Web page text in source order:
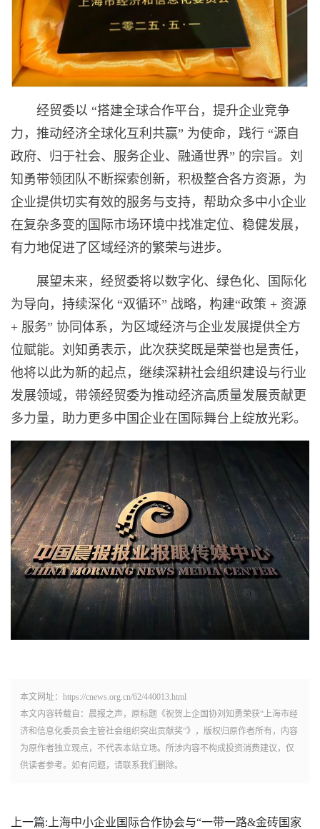
经贸委以 “搭建全球合作平台，提升企业竞争
力，推动经济全球化互利共赢” 为使命，践行 “源自
政府、归于社会、服务企业、融通世界” 的宗旨。刘
知勇带领团队不断探索创新，积极整合各方资源，为
企业提供切实有效的服务与支持，帮助众多中小企业
在复杂多变的国际市场环境中找准定位、稳健发展，
有力地促进了区域经济的繁荣与进步。
展望未来，经贸委将以数字化、绿色化、国际化
为导向，持续深化 “双循环” 战略，构建“政策 + 资源
+ 服务” 协同体系，为区域经济与企业发展提供全方
位赋能。刘知勇表示，此次获奖既是荣誉也是责任，
他将以此为新的起点，继续深耕社会组织建设与行业
发展领域，带领经贸委为推动经济高质量发展贡献更
多力量，助力更多中国企业在国际舞台上绽放光彩。
本文网址：https://cnews.org.cn/62/440013.html
本文内容转载自：晨报之声，原标题《祝贺上企国协刘知勇荣获“上海市经
济和信息化委员会主管社会组织突出贡献奖”》，版权归原作者所有，内容
为原作者独立观点，不代表本站立场。所涉内容不构成投资消费建议，仅
供读者参考。如有问题，请联系我们删除。
上一篇: 上海中小企业国际合作协会与“一带一路&金砖国家